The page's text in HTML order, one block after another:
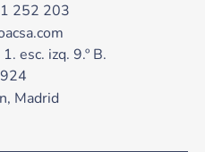
252 203
esc. izq. 9.º B.
Madrid